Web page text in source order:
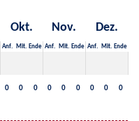
Okt. Nov. Dez.
Anf. Mit. Ende Anf. Mit. Ende Anf. Mit. Ende
0 0 0 0 0 0 0 0 0